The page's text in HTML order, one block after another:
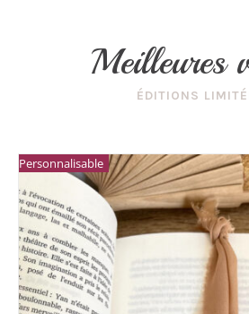
Meilleures
ÉDITIONS
Personnalisable